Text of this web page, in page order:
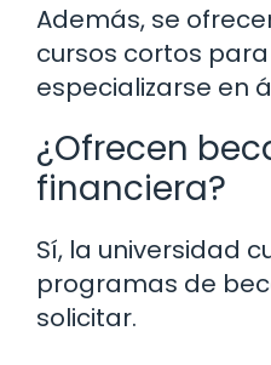
Además, se
cursos cortos
especializarse en
¿Ofrecen
financiera?
Sí, la universidad
programas de
solicitar.